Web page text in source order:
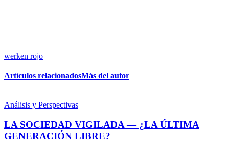
werken rojo
Artículos relacionadosMás del autor
Análisis y Perspectivas
LA SOCIEDAD VIGILADA — ¿LA ÚLTIMA
GENERACIÓN LIBRE?